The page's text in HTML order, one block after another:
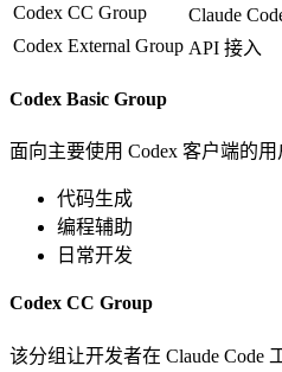
Codex CC Group
Claude
Codex External Group API 接入
Codex Basic Group
面向主要使用 Codex 客户端的用
代码生成
编程辅助
日常开发
Codex CC Group
该分组让开发者在 Claude Code